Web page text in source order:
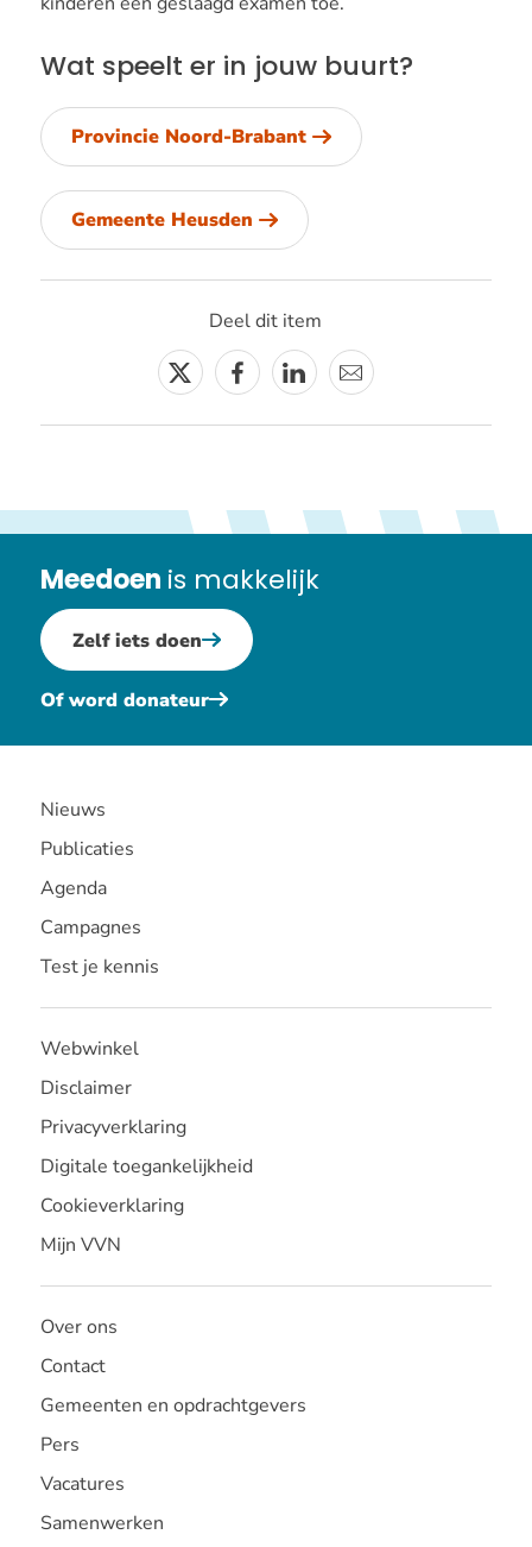
Wat speelt er in jouw buurt?
Provincie Noord-Brabant
Gemeente Heusden
Deel dit item
TwitterFacebookLinkedin
E-
Meedoen is makkelijk
Zelf iets doen
Of word donateur
Nieuws
Publicaties
Agenda
Campagnes
Test je kennis
Webwinkel
Disclaimer
Privacyverklaring
Digitale toegankelijkheid
Cookieverklaring
Mijn VVN
Over ons
Contact
Gemeenten en opdrachtgevers
Pers
Vacatures
Samenwerken